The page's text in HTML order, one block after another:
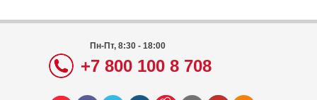
Пн-Пт, 8:30 - 18:00
+7 800 100 8 708